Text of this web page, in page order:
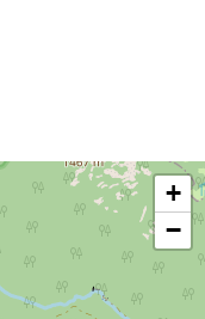
+
−